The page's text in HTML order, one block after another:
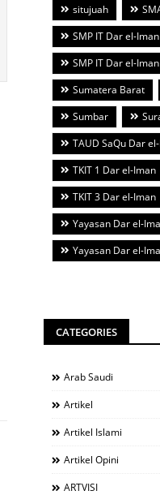
situjuah
SMP IT Dar el-Iman
SMP IT Dar el-
Sumatera Barat
Sumbar
TAUD SaQu Dar
TKIT 1 Dar el-Iman
TKIT 3 Dar el-Iman
Yayasan Dar el-
Yayasan Dar el-
CATEGORIES
Arab Saudi
Artikel
Artikel Islami
Artikel Opini
ARTVISI